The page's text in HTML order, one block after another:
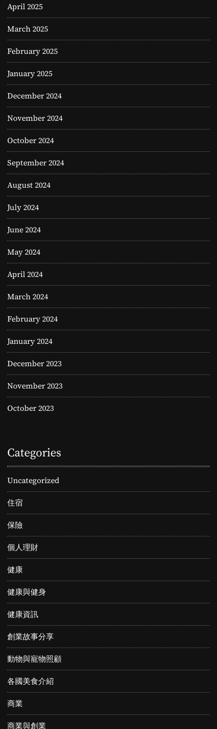
April 2025
March 2025
February 2025
January 2025
December 2024
November 2024
October 2024
September 2024
August 2024
July 2024
June 2024
May 2024
April 2024
March 2024
February 2024
January 2024
December 2023
November 2023
October 2023
Categories
Uncategorized
住宿
保險
個人理財
健康
健康與健身
健康資訊
創業故事分享
動物與寵物照顧
各國美食介紹
商業
商業與創業